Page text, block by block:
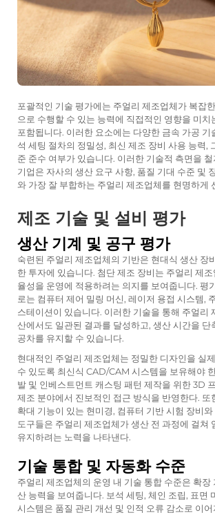
포괄적인 기술 평가에는 주얼리 제조업체가 복잡
으로 수행할 수 있는 능력에 직접적인 영향을 미치
포함됩니다. 이러한 요소에는 다양한 금속 가공 기
석 세팅 절차의 정밀성, 최신 제조 장비 사용 능력,
준 준수 여부가 있습니다. 이러한 기술적 측면을
기업은 자사의 생산 요구 사항, 품질 기대 수준 및
와 가장 잘 부합하는 주얼리 제조업체를 현명하게
제조 기술 및 설비 평가
생산 기계 및 공구 평가
숙련된 주얼리 제조업체의 기반은 현대식 생산 장
한 투자에 있습니다. 첨단 제조 장비는 주얼리 제
율성을 운영에 적용하려는 의지를 보여줍니다. 평
로는 컴퓨터 제어 밀링 머신, 레이저 용접 시스템,
스테이션이 있습니다. 이러한 기술을 통해 주얼리
산에서도 일관된 결과를 달성하고, 생산 시간을 단
공차를 유지할 수 있습니다.
현대적인 주얼리 제조업체는 정밀한 디자인을 실
수 있도록 최신식 CAD/CAM 시스템을 보유해야
발 및 인베스트먼트 캐스팅 패턴 제작을 위한 3D
제조 분야에서 진보적인 접근 방식을 반영한다. 또
확대 기능이 있는 현미경, 컴퓨터 기반 시험 장비
도구들은 주얼리 제조업체가 생산 전 과정에 걸쳐
유지하려는 노력을 나타낸다.
기술 통합 및 자동화 수준
주얼리 제조업체의 운영 내 기술 통합 수준은 확장
산 능력을 보여줍니다. 보석 세팅, 체인 조립, 표면
시스템은 품질 관리 개선 및 인적 오류 감소로 이